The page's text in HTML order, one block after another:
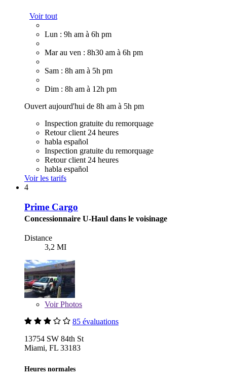
Voir tout
Lun : 9h am à 6h pm
Mar au ven : 8h30 am à 6h pm
Sam : 8h am à 5h pm
Dim : 8h am à 12h pm
Ouvert aujourd'hui de 8h am à 5h pm
Inspection gratuite du remorquage
Retour client 24 heures
habla español
Inspection gratuite du remorquage
Retour client 24 heures
habla español
Voir les tarifs
4
Prime Cargo
Concessionnaire U-Haul dans le voisinage
Distance
3,2 MI
VoirPhotos
85 évaluations
13754 SW 84th St
Miami, FL 33183
Heures normales